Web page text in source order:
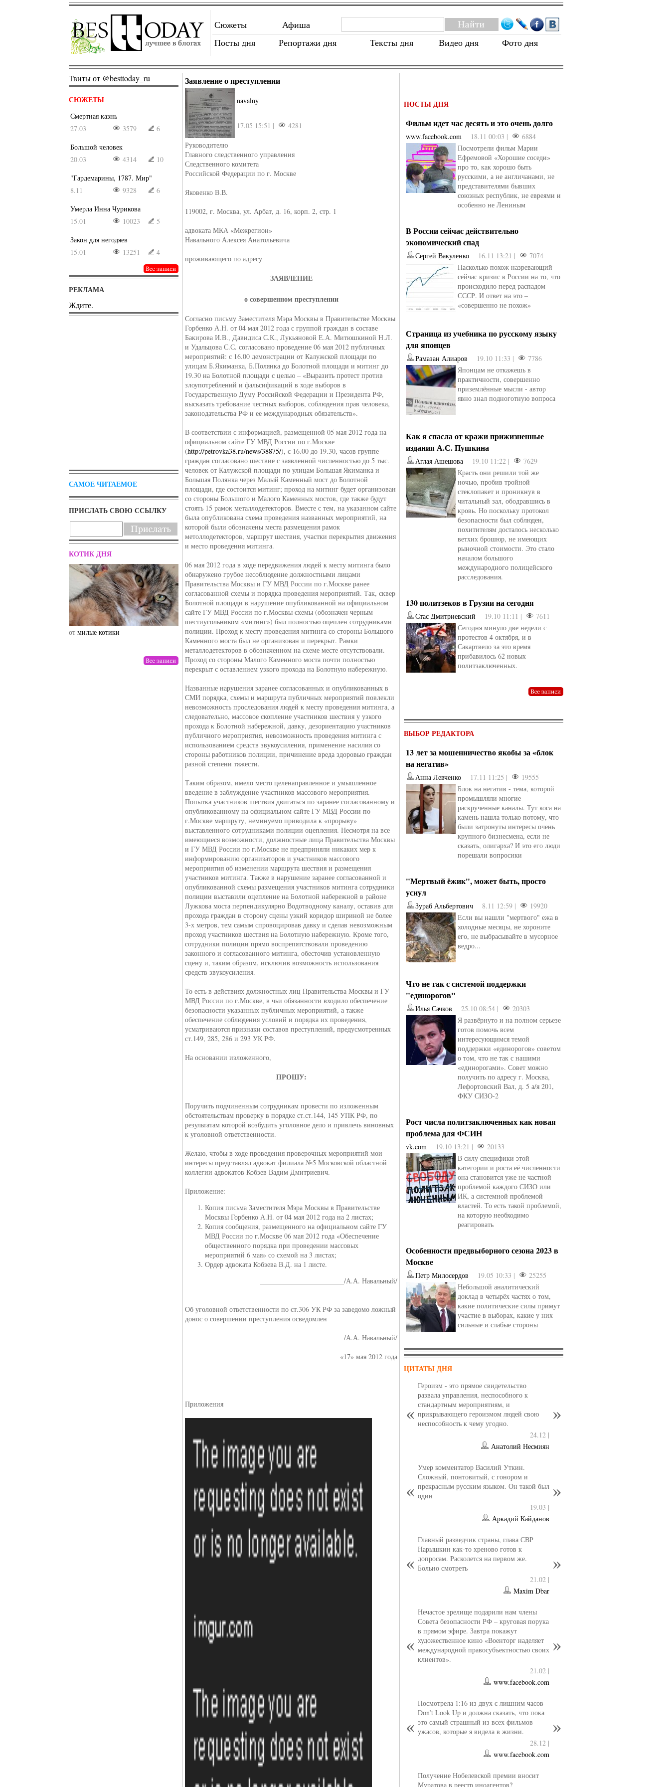
Сюжеты
Афиша
Посты дня
Репортажи дня Тексты дня Видео дня Фото дня
Твиты от @besttoday_ru
СЮЖЕТЫ
Смертная казнь
27.03
3579
6
Большой человек
20.03
4314
10
"Гардемарины, 1787. Мир"
8.11
9328
6
Умерла Инна Чурикова
15.01
10023
5
Закон для негодяев
15.01
13251 4
РЕКЛАМА
Ждите.
САМОЕ ЧИТАЕМОЕ
ПРИСЛАТЬ СВОЮ ССЫЛКУ
КОТИК ДНЯ
отмилые котики от drunktwi отНаталья Верхова от Ирина Иновели от kotyaravesel
Заявление о преступлении
navalny
17.05 15:51 | 4281
Руководителю
Главного следственного управления
Следственного комитета
Российской Федерации по г. Москве
Яковенко В.В.
119002, г. Москва, ул. Арбат, д. 16, корп. 2, стр. 1
адвоката МКА «Межрегион»
Навального Алексея Анатольевича
проживающего по адресу
ЗАЯВЛЕНИЕ
о совершенном преступлении
Согласно письму Заместителя Мэра Москвы в Правительстве Москвы
Горбенко А.Н. от 04 мая 2012 года с группой граждан в составе
Бакирова И.В., Давидиса С.К., Лукьяновой Е.А. Митюшкиной Н.Л.
и Удальцова С.С. согласовано проведение 06 мая 2012 публичных
мероприятий: с 16.00 демонстрации от Калужской площади по
улицам Б.Якиманка, Б.Полянка до Болотной площади и митинг до
19.30 на Болотной площади с целью – «Выразить протест против
злоупотреблений и фальсификаций в ходе выборов в
Государственную Думу Российской Федерации и Президента РФ,
высказать требование честных выборов, соблюдения прав человека,
законодательства РФ и ее международных обязательств».
В соответствии с информацией, размещенной 05 мая 2012 года на
официальном сайте ГУ МВД России по г.Москве
(http://petrovka38.ru/news/38875/), с 16.00 до 19.30, часов группе
граждан согласовано шествие с заявленной численностью до 5 тыс.
человек от Калужской площади по улицам Большая Якиманка и
Большая Полянка через Малый Каменный мост до Болотной
площади, где состоится митинг; проход на митинг будет организован
со стороны Большого и Малого Каменных мостов, где также будут
стоять 15 рамок металлодетекторов. Вместе с тем, на указанном сайте
была опубликована схема проведения названных мероприятий, на
которой были обозначены места размещения рамок
метоллодетекторов, маршрут шествия, участки перекрытия движения
и место проведения митинга.
06 мая 2012 года в ходе передвижения людей к месту митинга было
обнаружено грубое несоблюдение должностными лицами
Правительства Москвы и ГУ МВД России по г.Москве ранее
согласованной схемы и порядка проведения мероприятий. Так, сквер
Болотной площади в нарушение опубликованной на официальном
сайте ГУ МВД России по г.Москвы схемы (обозначен черным
шестиугольником «митинг») был полностью оцеплен сотрудниками
полиции. Проход к месту проведения митинга со стороны Большого
Каменного моста был не организован и перекрыт. Рамки
металлодетекторов в обозначенном на схеме месте отсутствовали.
Проход со стороны Малого Каменного моста почти полностью
перекрыт с оставлением узкого прохода на Болотную набережную.
Названные нарушения заранее согласованных и опубликованных в
СМИ порядка, схемы и маршрута публичных мероприятий повлекли
невозможность проследования людей к месту проведения митинга, а
следовательно, массовое скопление участников шествия у узкого
прохода к Болотной набережной, давку, дезориентацию участников
публичного мероприятия, невозможность проведения митинга с
использованием средств звукоусиления, применение насилия со
стороны работников полиции, причинение вреда здоровью граждан
разной степени тяжести.
Таким образом, имело место целенаправленное и умышленное
введение в заблуждение участников массового мероприятия.
Попытка участников шествия двигаться по заранее согласованному и
опубликованному на официальном сайте ГУ МВД России по
г.Москве маршруту, неминуемо приводила к «прорыву»
выставленного сотрудниками полиции оцепления. Несмотря на все
имеющиеся возможности, должностные лица Правительства Москвы
и ГУ МВД России по г.Москве не предприняли никаких мер к
информированию организаторов и участников массового
мероприятия об изменении маршрута шествия и размещения
участников митинга. Также в нарушение заранее согласованной и
опубликованной схемы размещения участников митинга сотрудники
полиции выставили оцепление на Болотной набережной в районе
Лужкова моста перпендикулярно Водотводному каналу, оставив для
прохода граждан в сторону сцены узкий коридор шириной не более
3-х метров, тем самым спровоцировав давку и сделав невозможным
проход участников шествия на Болотную набережную. Кроме того,
сотрудники полиции прямо воспрепятствовали проведению
законного и согласованного митинга, обесточив установленную
сцену и, таким образом, исключив возможность использования
средств звукоусиления.
То есть в действиях должностных лиц Правительства Москвы и ГУ
МВД России по г.Москве, в чьи обязанности входило обеспечение
безопасности указанных публичных мероприятий, а также
обеспечение соблюдения условий и порядка их проведения,
усматриваются признаки составов преступлений, предусмотренных
ст.149, 285, 286 и 293 УК РФ.
На основании изложенного,
ПРОШУ:
Поручить подчиненным сотрудникам провести по изложенным
обстоятельствам проверку в порядке ст.ст.144, 145 УПК РФ, по
результатам которой возбудить уголовное дело и привлечь виновных
к уголовной ответственности.
Желаю, чтобы в ходе проведения проверочных мероприятий мои
интересы представлял адвокат филиала №5 Московской областной
коллегии адвокатов Кобзев Вадим Дмитриевич.
Приложение:
Копия письма Заместителя Мэра Москвы в Правительстве
Москвы Горбенко А.Н. от 04 мая 2012 года на 2 листах;
Копия сообщения, размещенного на официальном сайте ГУ
МВД России по г.Москве 06 мая 2012 года «Обеспечение
общественного порядка при проведении массовых
мероприятий 6 мая» со схемой на 3 листах;
Ордер адвоката Кобзева В.Д. на 1 листе.
________________________/А.А. Навальный/
Об уголовной ответственности по ст.306 УК РФ за заведомо ложный
донос о совершении преступления осведомлен
________________________/А.А. Навальный/
«17» мая 2012 года
Приложения
ПОСТЫ ДНЯ
Фильм идет час десять и это очень долго
www.facebook.com 18.11 00:03 |
6884
Посмотрели фильм Марии
Ефремовой «Хорошие соседи»
про то, как хорошо быть
русскими, а не англичанами, не
представителями бывших
союзных республик, не евреями и
особенно не Лениным
В России сейчас действительно
экономический спад
Сергей Вакуленко 16.11 13:21 |
7074
Насколько похож назревающий
сейчас кризис в России на то, что
происходило перед распадом
СССР. И ответ на это –
«совершенно не похож»
Страница из учебника по русскому языку
для японцев
Рамазан Алиаров 19.10 11:33 |
7786
Японцам не откажешь в
практичности, совершенно
приземлённые мысли - автор
явно знал подноготную вопроса
Как я спасла от кражи прижизненные
издания А.С. Пушкина
Аглая Ашешова 19.10 11:22 |
7629
Красть они решили той же
ночью, пробив тройной
стеклопакет и проникнув в
читальный зал, ободравшись в
кровь. Но поскольку протокол
безопасности был соблюден,
похитителям досталось несколько
ветхих брошюр, не имеющих
рыночной стоимости. Это стало
началом большого
международного полицейского
расследования.
130 политзеков в Грузии на сегодня
Стас Дмитриевский 19.10 11:11 |
7611
Сегодня минуло две недели с
протестов 4 октября, и в
Сакартвело за это время
прибавилось 62 новых
политзаключенных.
ВЫБОР РЕДАКТОРА
13 лет за мошенничество якобы за «блок
на негатив»
Анна Левченко 17.11 11:25 |
19555
Блок на негатив - тема, которой
промышляли многие
раскрученные каналы. Тут коса на
камень нашла только потому, что
были затронуты интересы очень
крупного бизнесмена, если не
сказать, олигарха? И это его люди
порешали вопросики
"Мертвый ёжик", может быть, просто
уснул
Зураб Альбертович 8.11 12:59 |
19920
Если вы нашли "мертвого" ежа в
холодные месяцы, не хороните
его, не выбрасывайте в мусорное
ведро...
Что не так с системой поддержки
"единорогов"
Илья Сачков 25.10 08:54 |
20303
Я развёрнуто и на полном серьезе
готов помочь всем
интересующимся темой
поддержки «единорогов» советом
о том, что не так с нашими
«единорогами». Совет можно
получить по адресу г. Москва,
Лефортовский Вал, д. 5 а/я 201,
ФКУ СИЗО-2
Рост числа политзаключенных как новая
проблема для ФСИН
vk.com 19.10 13:21 |
20133
В силу специфики этой
категории и роста её численности
она становится уже не частной
проблемой каждого СИЗО или
ИК, а системной проблемой
властей. То есть такой проблемой,
на которую необходимо
реагировать
Особенности предвыборного сезона 2023 в
Москве
Петр Милосердов 19.05 10:33 |
25255
Небольшой аналитический
доклад в четырёх частях о том,
какие политические силы примут
участие в выборах, какие у них
сильные и слабые стороны
ЦИТАТЫ ДНЯ
Героизм - это прямое свидетельство
развала управления, неспособного к
стандартным мероприятиям, и
прикрывающего героизмом людей свою
неспособность к чему угодно.
24.12 |
Анатолий Несмиян
Умер комментатор Василий Уткин.
Сложный, понтовитый, с гонором и
прекрасным русским языком. Он такой был
один
19.03 |
Аркадий Кайданов
Главный разведчик страны, глава СВР
Нарышкин как-то хреново готов к
допросам. Расколется на первом же.
Больно смотреть
21.02 |
Maxim Dbar
Нечастое зрелище подарили нам члены
Совета безопасности РФ – круговая порука
в прямом эфире. Завтра покажут
художественное кино «Военторг наделяет
международной правосубъектностью своих
клиентов».
21.02 |
www.facebook.com
Посмотрела 1:16 из двух с лишним часов
Don’t Look Up и должна сказать, что пока
это самый страшный из всех фильмов
ужасов, которые я видела в жизни.
28.12 |
www.facebook.com
Получение Нобелевской премии вносит
Муратова в реестр иноагентов?